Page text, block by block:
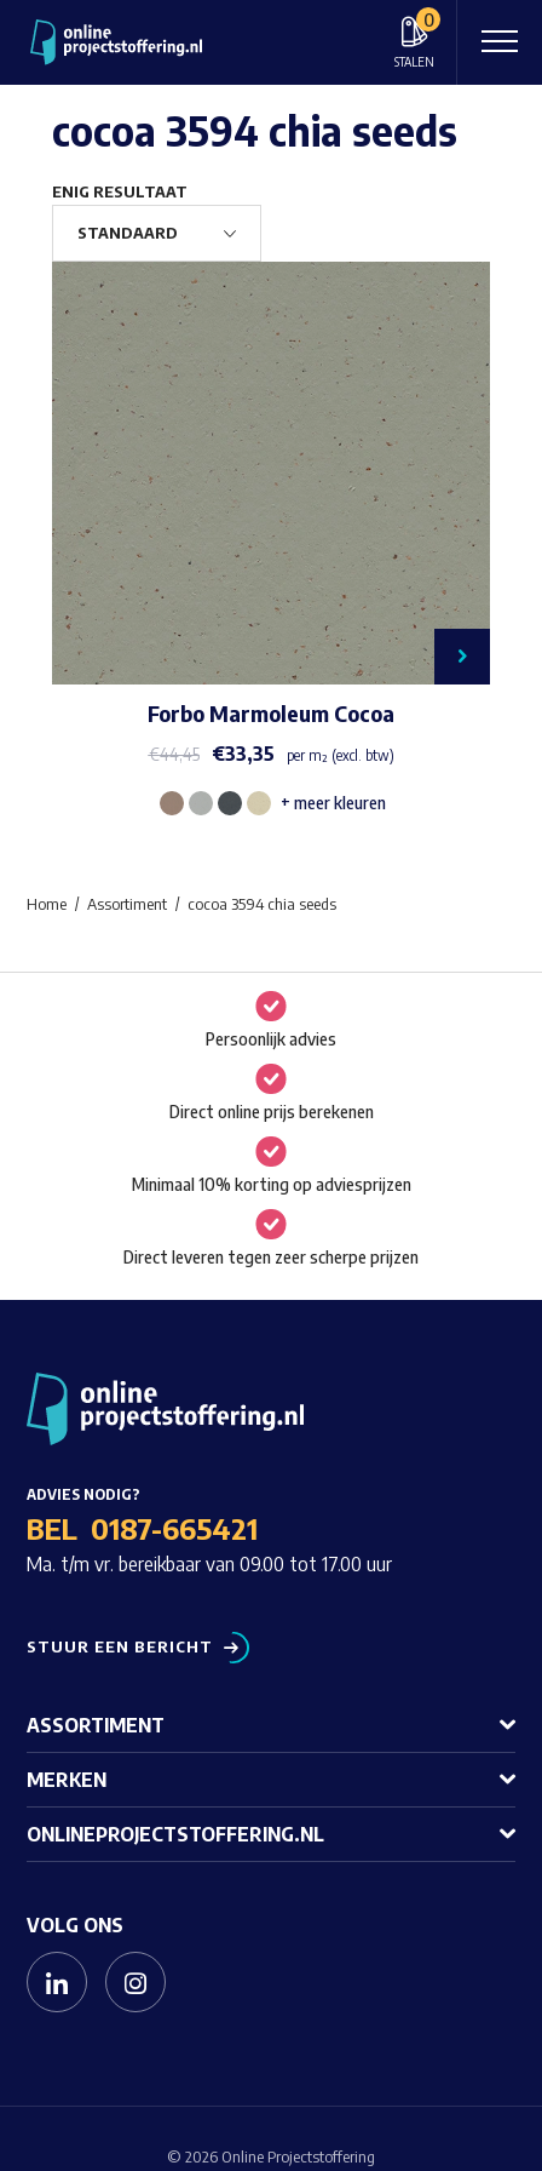
0
STALEN
Waar ben je naar op zoek?
cocoa 3594 chia seeds
ENIG RESULTAAT
Forbo Marmoleum Cocoa
€44,45 €33,35 per m² (excl. btw)
Deze
optie
kan
gekozen
worden
op
de
productpagina
+ meer kleuren
Home Assortiment cocoa 3594 chia seeds
Persoonlijk advies
Direct online prijs berekenen
Minimaal 10% korting op adviesprijzen
Direct leveren tegen zeer scherpe prijzen
ADVIES NODIG?
BEL 0187-665421
Ma. t/m vr. bereikbaar van 09.00 tot 17.00 uur
STUUR EEN BERICHT
ASSORTIMENT
MERKEN
ONLINEPROJECTSTOFFERING.NL
VOLG ONS
© 2026 Online Projectstoffering